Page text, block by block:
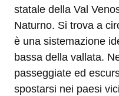
statale della Val
Naturno. Si trova a
è una sistemazione
bassa della vallata.
passeggiate ed
spostarsi nei paesi